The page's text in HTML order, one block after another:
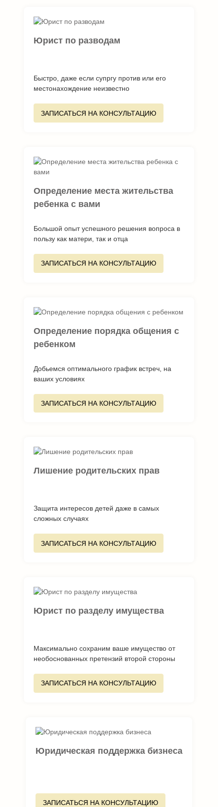
Юрист по разводам
Быстро, даже если супргу против или его
местонахождение неизвестно
ЗАПИСАТЬСЯ НА КОНСУЛЬТАЦИЮ
Определение места жительства
ребенка с вами
Большой опыт успешного решения вопроса в
пользу как матери, так и отца
ЗАПИСАТЬСЯ НА КОНСУЛЬТАЦИЮ
Определение порядка общения с
ребенком
Добьемся оптимального график встреч, на
ваших условиях
ЗАПИСАТЬСЯ НА КОНСУЛЬТАЦИЮ
Лишение родительских прав
Защита интересов детей даже в самых
сложных случаях
ЗАПИСАТЬСЯ НА КОНСУЛЬТАЦИЮ
Юрист по разделу имущества
Максимально сохраним ваше имущество от
необоснованных претензий второй стороны
ЗАПИСАТЬСЯ НА КОНСУЛЬТАЦИЮ
Юридическая поддержка бизнеса
ЗАПИСАТЬСЯ НА КОНСУЛЬТАЦИЮ